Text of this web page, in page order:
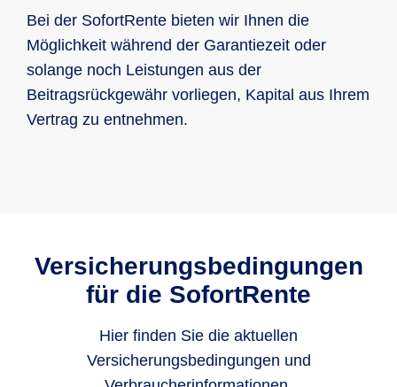
Bei der SofortRente bieten wir Ihnen die
Möglichkeit während der Garantiezeit oder
solange noch Leistungen aus der
Beitragsrückgewähr vorliegen, Kapital aus Ihrem
Vertrag zu entnehmen.
Versicherungsbedingungen
für die SofortRente
Hier finden Sie die aktuellen
Versicherungsbedingungen und